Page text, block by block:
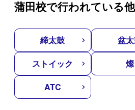
蒲田校で行われている
締太鼓
盆
ストイック
燦
ATC